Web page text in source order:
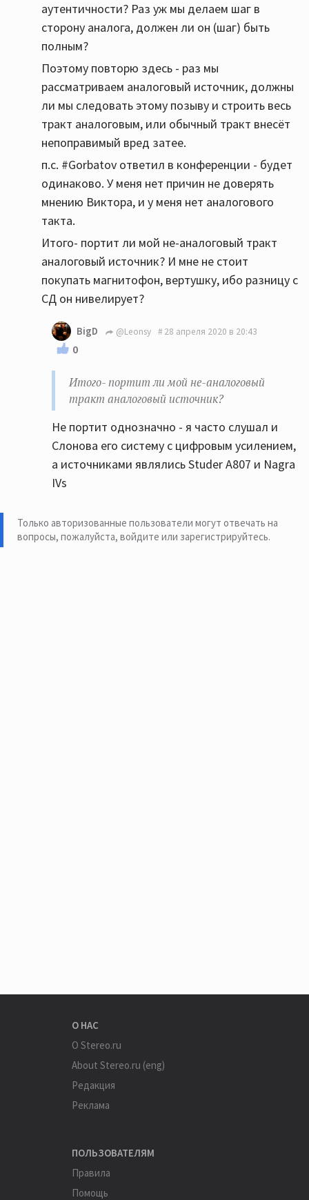
аутентичности? Раз уж мы делаем шаг в
сторону аналога, должен ли он (шаг) быть
полным?
Поэтому повторю здесь - раз мы
рассматриваем аналоговый источник, должны
ли мы следовать этому позыву и строить весь
тракт аналоговым, или обычный тракт внесёт
непоправимый вред затее.
п.с. #Gorbatov ответил в конференции - будет
одинаково. У меня нет причин не доверять
мнению Виктора, и у меня нет аналогового
такта.
Итого- портит ли мой не-аналоговый тракт
аналоговый источник? И мне не стоит
покупать магнитофон, вертушку, ибо разницу с
СД он нивелирует?
BigD @Leonsy 28 апреля 2020 в 20:43
0
Итого- портит ли мой не-аналоговый
тракт аналоговый источник?
Не портит однозначно - я часто слушал и
Слонова его систему с цифровым усилением,
а источниками являлись Studer A807 и Nagra
IVs
Только авторизованные пользователи могут отвечать на
вопросы, пожалуйста, войдите или зарегистрируйтесь.
О НАС
О Stereo.ru
About Stereo.ru (eng)
Редакция
Реклама
ПОЛЬЗОВАТЕЛЯМ
Правила
Помощь